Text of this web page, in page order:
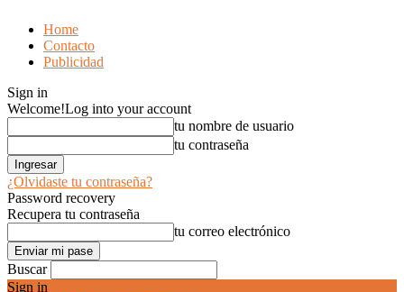
Home
Contacto
Publicidad
Sign in
Welcome!Log into your account
tu nombre de usuario
tu contraseña
¿Olvidaste tu contraseña?
Password recovery
Recupera tu contraseña
tu correo electrónico
Buscar
Sign in